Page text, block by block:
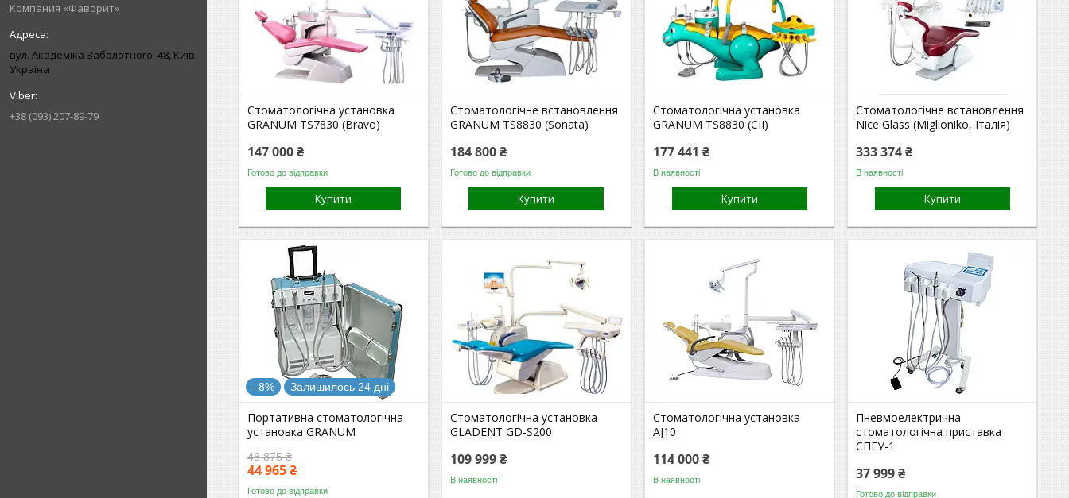
Компания «Фаворит»
вул. Академіка Заболотного, 48, Київ,
Україна
+38 (093) 207-89-79
Стоматологічна установка
GRANUM TS7830 (Bravo)
147 000 ₴
Готово до відправки
Купити
Стоматологічне встановлення
GRANUM TS8830 (Sonata)
184 800 ₴
Готово до відправки
Купити
Стоматологічна установка
GRANUM TS8830 (CII)
177 441 ₴
В наявності
Купити
Стоматологічне встановлення
Nice Glass (Miglioniko, Італія)
333 374 ₴
В наявності
Купити
–8% Залишилось 24 дні
Портативна стоматологічна
установка GRANUM
48 875 ₴
44 965 ₴
Готово до відправки
Стоматологічна установка
GLADENT GD-S200
109 999 ₴
В наявності
Стоматологічна установка
AJ10
114 000 ₴
В наявності
Пневмоелектрична
стоматологічна приставка
СПЕУ-1
37 999 ₴
Готово до відправки